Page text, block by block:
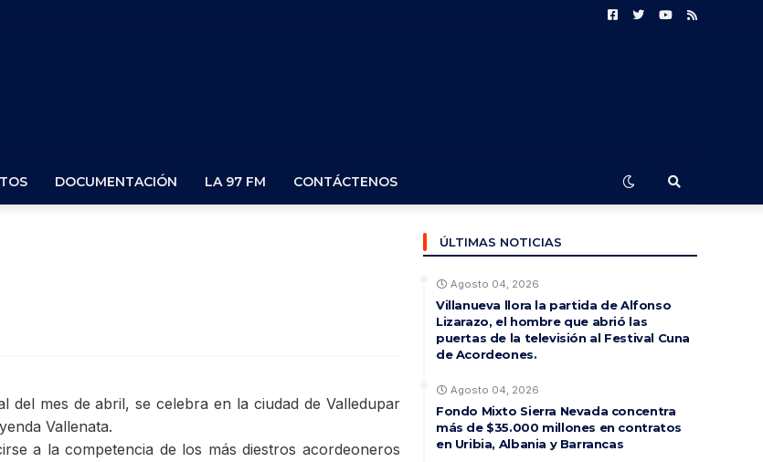
DOCUMENTACIÓN LA 97 FM CONTÁCTENOS
del mes de abril, se celebra en la ciudad de Valledupar
Vallenata.
a la competencia de los más diestros acordeoneros
ÚLTIMAS NOTICIAS
Agosto 04, 2026
Villanueva llora la partida de Alfonso
Lizarazo, el hombre que abrió las
puertas de la televisión al Festival Cuna
de Acordeones.
Agosto 04, 2026
Fondo Mixto Sierra Nevada concentra
más de $35.000 millones en contratos
en Uribia, Albania y Barrancas